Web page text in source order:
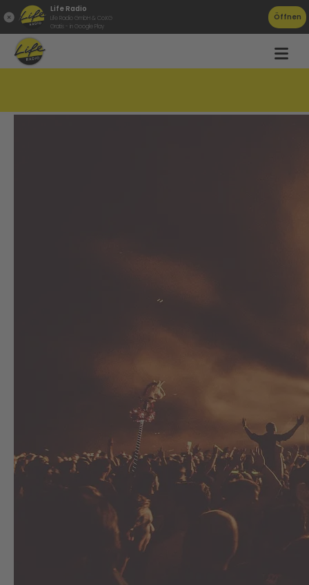
Life Radio
Life Radio GmbH & Co.KG
Gratis - in Google Play
Öffnen